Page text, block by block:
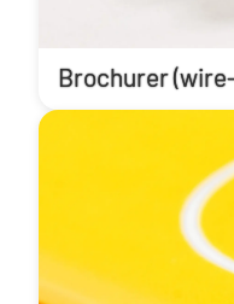
Brochurer